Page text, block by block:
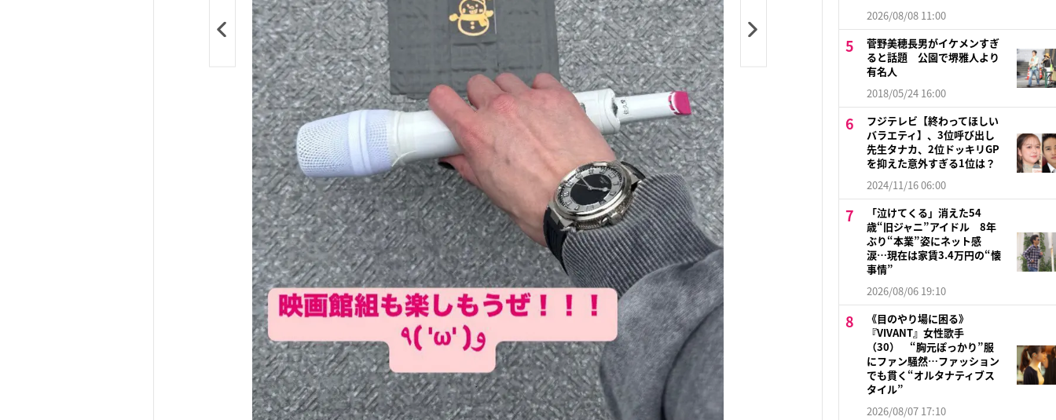
2026/08/08 11:00
菅野美穂長男がイケメンすぎ
ると話題 公園で堺雅人より
有名人
2018/05/24 16:00
フジテレビ【終わってほしい
バラエティ】、3位呼び出し
先生タナカ、2位ドッキリGP
を抑えた意外すぎる1位は？
2024/11/16 06:00
「泣けてくる」消えた54
歳“旧ジャニ”アイドル 8年
ぶり“本業”姿にネット感
涙…現在は家賃3.4万円の“懐
事情”
2026/08/06 19:10
《目のやり場に困る》
『VIVANT』女性歌手
（30） “胸元ぽっかり”服
にファン騒然…ファッション
でも貫く“オルタナティブス
タイル”
2026/08/07 17:10